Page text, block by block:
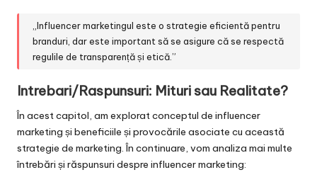
„Influencer marketingul este o strategie eficientă pentru
branduri, dar este important să se asigure că se respectă
regulile de transparență și etică.”
Intrebari/Raspunsuri: Mituri sau Realitate?
În acest capitol, am explorat conceptul de influencer
marketing și beneficiile și provocările asociate cu această
strategie de marketing. În continuare, vom analiza mai multe
întrebări și răspunsuri despre influencer marketing: